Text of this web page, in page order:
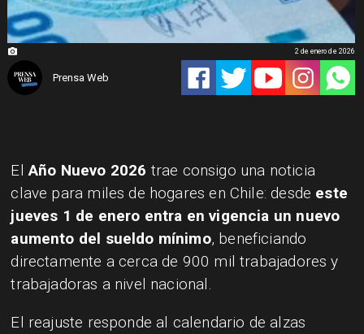
Prensa Web
2 de enero de 2026
ElAño Nuevo 2026 trae consigo una noticia
clave para miles de hogares en Chile: desde este
jueves 1 de enero entra en vigencia un nuevo
aumento del sueldo mínimo, beneficiando
directamente a cerca de 900 mil trabajadores y
trabajadoras a nivel nacional.
El reajuste responde al calendario de alzas